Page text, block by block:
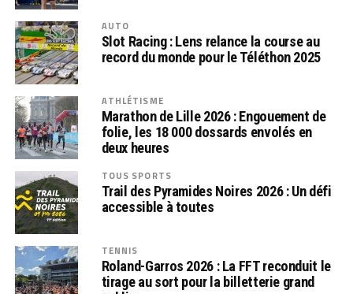
AUTO
Slot Racing : Lens relance la course au
record du monde pour le Téléthon 2025
ATHLÉTISME
Marathon de Lille 2026 : Engouement de
folie, les 18 000 dossards envolés en
deux heures
TOUS SPORTS
Trail des Pyramides Noires 2026 : Un défi
accessible à toutes
TENNIS
Roland-Garros 2026 : La FFT reconduit le
tirage au sort pour la billetterie grand